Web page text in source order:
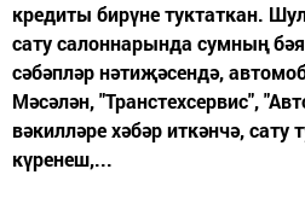
кредиты бирүне туктаткан.
сату салоннарында сумның
сәбәпләр нәтиҗәсендә,
Мәсәлән, "Транстехсервис",
вәкилләре хәбәр иткәнчә,
күренеш,...